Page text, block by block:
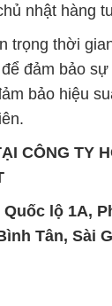
nhật hàng
trọng thời
đảm bảo
bảo hiệu
CÔNG TY
Quốc lộ 1A,
Tân, Sài